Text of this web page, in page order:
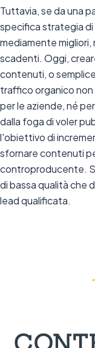
Tuttavia, se da una
specifica strategia
mediamente
scadenti. Oggi,
contenuti, o
traffico organico
per le aziende, né
dalla foga di voler
l'obiettivo di
sfornare contenuti
controproducente.
di bassa qualità che
lead qualificata.